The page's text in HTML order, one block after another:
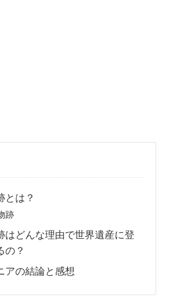
とは？
跡
はどんな理由で世界遺産に登
の？
アの結論と感想